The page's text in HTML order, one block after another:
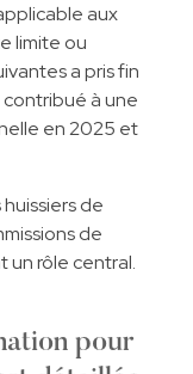
aux
limite ou
a pris fin
à une
en 2025 et
de
de
un rôle central.
pour